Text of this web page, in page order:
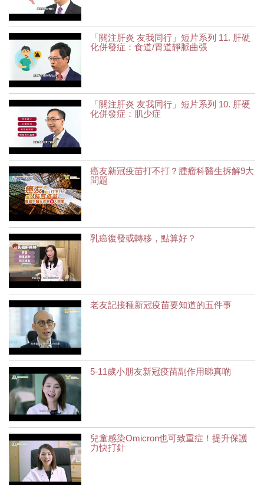
「關注肝炎 友我同行」短片系列 11. 肝硬
化併發症：食道/胃道靜脈曲張
「關注肝炎 友我同行」短片系列 10. 肝硬
化併發症：肌少症
癌友新冠疫苗打不打？腫瘤科醫生拆解9大
問題
乳癌復發或轉移，點算好？
老友記接種新冠疫苗要知道的五件事
5-11歲小朋友新冠疫苗副作用睇真啲
兒童感染Omicron也可致重症！提升保護
力快打針